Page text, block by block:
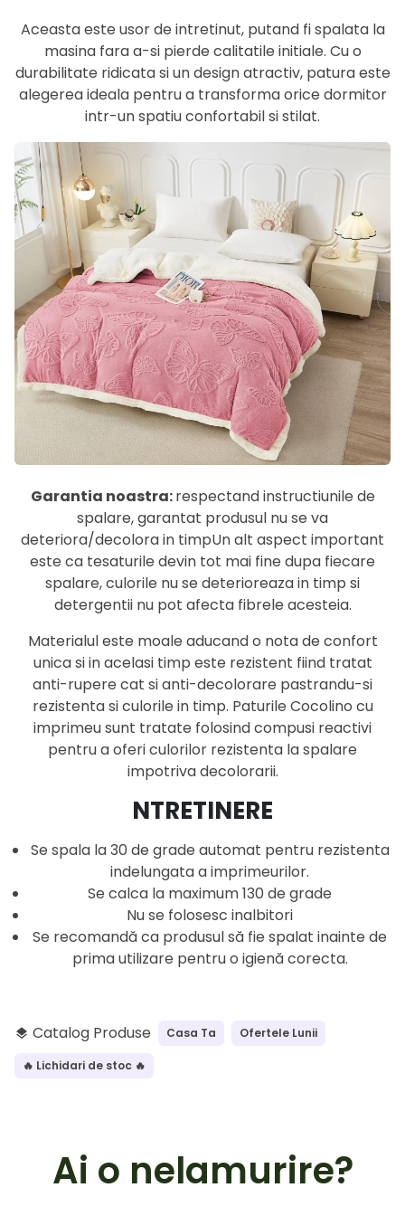
Aceasta este usor de intretinut, putand fi spalata la
masina fara a-si pierde calitatile initiale. Cu o
durabilitate ridicata si un design atractiv, patura este
alegerea ideala pentru a transforma orice dormitor
intr-un spatiu confortabil si stilat.
Garantia noastra:respectand instructiunile de
spalare, garantat produsul nu se va
deteriora/decolora in timpUn alt aspect important
este ca tesaturile devin tot mai fine dupa fiecare
spalare, culorile nu se deterioreaza in timp si
detergentii nu pot afecta fibrele acesteia.
Materialul este moale aducand o nota de confort
unica si in acelasi timp este rezistent fiind tratat
anti-rupere cat si anti-decolorare pastrandu-si
rezistenta si culorile in timp. Paturile Cocolino cu
imprimeu sunt tratate folosind compusi reactivi
pentru a oferi culorilor rezistenta la spalare
impotriva decolorarii.
NTRETINERE
Se spala la 30 de grade automat pentru rezistenta
indelungata a imprimeurilor.
Se calca la maximum 130 de grade
Nu se folosesc inalbitori
Se recomandă ca produsul să fie spalat inainte de
prima utilizare pentru o igienă corecta.
layers Catalog Produse Casa Ta Ofertele Lunii
🔥 Lichidari de stoc 🔥
Ai o nelamurire?